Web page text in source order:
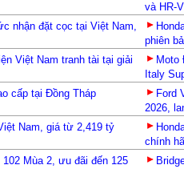
và HR-
nhận đặt cọc tại Việt Nam,
phiên
Việt Nam tranh tài tại giải
Moto
Italy
cấp tại Đồng Tháp
Ford
2026,
Nam, giá từ 2,419 tỷ
chính
Mùa 2, ưu đãi đến 125